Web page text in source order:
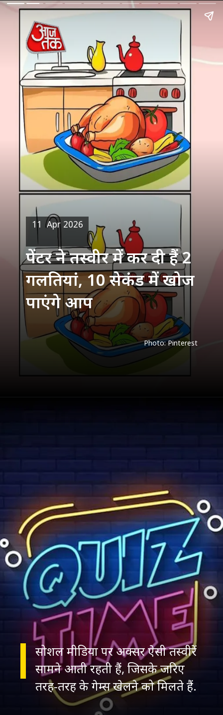
पेंटर ने तस्वीर में कर दी हैं 2
गलतियां, 10 सेकंड में खोज
पाएंगे आप
Photo: Pinterest
सोशल मीडिया पर अक्सर ऐसी तस्वीरें
सामने आती रहती हैं, जिसके जरिए